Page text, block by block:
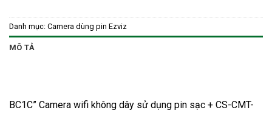
Danh mục: Camera dùng pin Ezviz
MÔ TẢ
BC1C” Camera wifi không dây sử dụng pin sạc + CS-CMT-